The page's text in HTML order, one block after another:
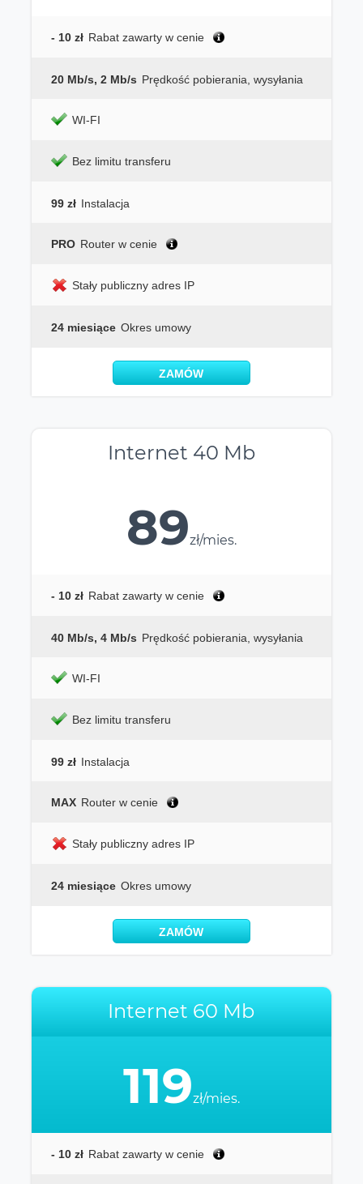
- 10 zł Rabat zawarty w cenie
20 Mb/s, 2 Mb/s Prędkość pobierania, wysyłania
WI-FI
Bez limitu transferu
99 zł Instalacja
PRO Router w cenie
Stały publiczny adres IP
24 miesiące Okres umowy
ZAMÓW
Internet 40 Mb
89zł/mies.
- 10 zł Rabat zawarty w cenie
40 Mb/s, 4 Mb/s Prędkość pobierania, wysyłania
WI-FI
Bez limitu transferu
99 zł Instalacja
MAX Router w cenie
Stały publiczny adres IP
24 miesiące Okres umowy
ZAMÓW
Internet 60 Mb
119zł/mies.
- 10 zł Rabat zawarty w cenie